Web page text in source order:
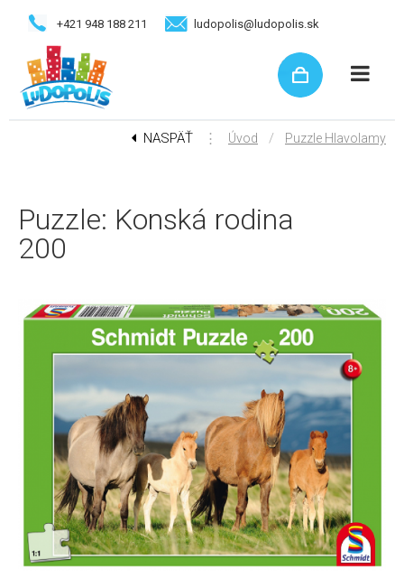
+421 948 188 211 ludopolis@ludopolis.sk
NASPÄŤ ⋮ Úvod / Puzzle Hlavolamy
Puzzle: Konská rodina
200